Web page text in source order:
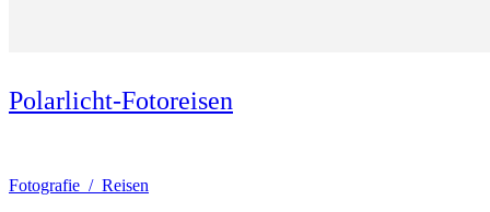
Polarlicht-Fotoreisen
Fotografie / Reisen